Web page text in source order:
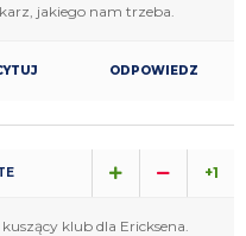
jakiego nam trzeba.
ODPOWIEDZ
+1
klub dla Ericksena.